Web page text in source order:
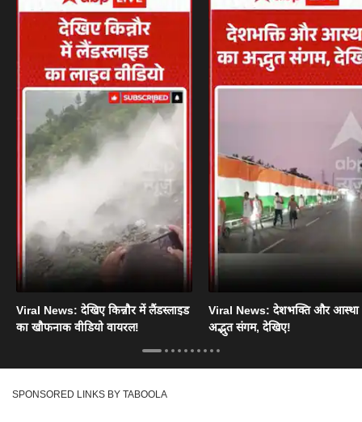
Viral News: देखिए किन्नौर में लैंडस्लाइड
का खौफनाक वीडियो वायरल!
Viral News: देशभक्ति और आस्था
अद्भुत संगम, देखिए!
SPONSORED LINKS BY TABOOLA